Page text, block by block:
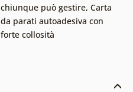
chiunque può gestire, Carta
da parati autoadesiva con
forte collosità